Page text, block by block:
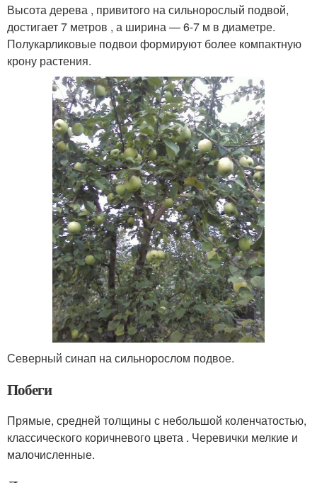
Высота дерева , привитого на сильнорослый подвой,
достигает 7 метров , а ширина — 6-7 м в диаметре.
Полукарликовые подвои формируют более компактную
крону растения.
Северный синап на сильнорослом подвое.
Побеги
Прямые, средней толщины с небольшой коленчатостью,
классического коричневого цвета . Черевички мелкие и
малочисленные.